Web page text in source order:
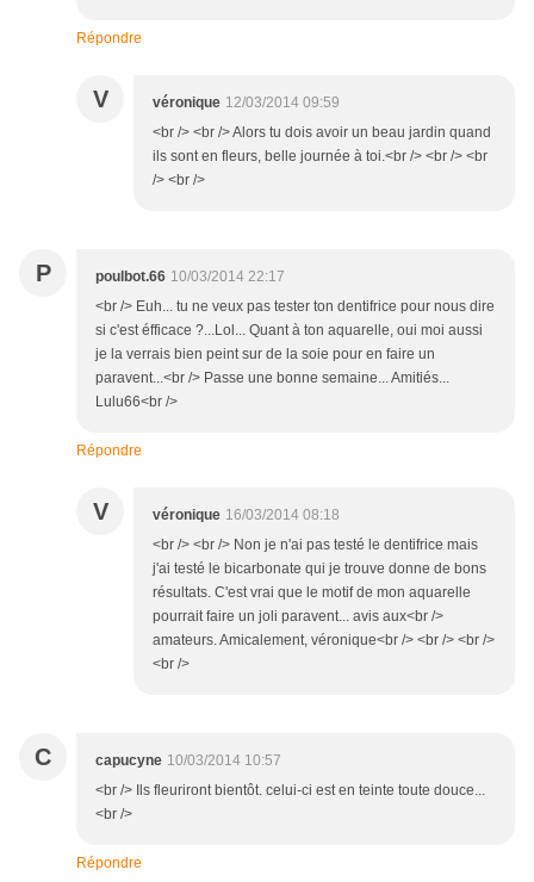
Répondre
V véronique 12/03/2014 09:59
<br /> <br /> Alors tu dois avoir un beau jardin quand
ils sont en fleurs, belle journée à toi.<br /> <br /> <br
/> <br />
P poulbot.66 10/03/2014 22:17
<br /> Euh... tu ne veux pas tester ton dentifrice pour nous dire
si c'est éfficace ?...Lol... Quant à ton aquarelle, oui moi aussi
je la verrais bien peint sur de la soie pour en faire un
paravent...<br /> Passe une bonne semaine... Amitiés...
Lulu66<br />
Répondre
V véronique 16/03/2014 08:18
<br /> <br /> Non je n'ai pas testé le dentifrice mais
j'ai testé le bicarbonate qui je trouve donne de bons
résultats. C'est vrai que le motif de mon aquarelle
pourrait faire un joli paravent... avis aux<br />
amateurs. Amicalement, véronique<br /> <br /> <br />
<br />
C capucyne 10/03/2014 10:57
<br /> Ils fleuriront bientôt. celui-ci est en teinte toute douce...
<br />
Répondre